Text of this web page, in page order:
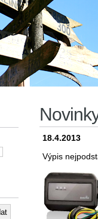
18.4.2013
Výpis